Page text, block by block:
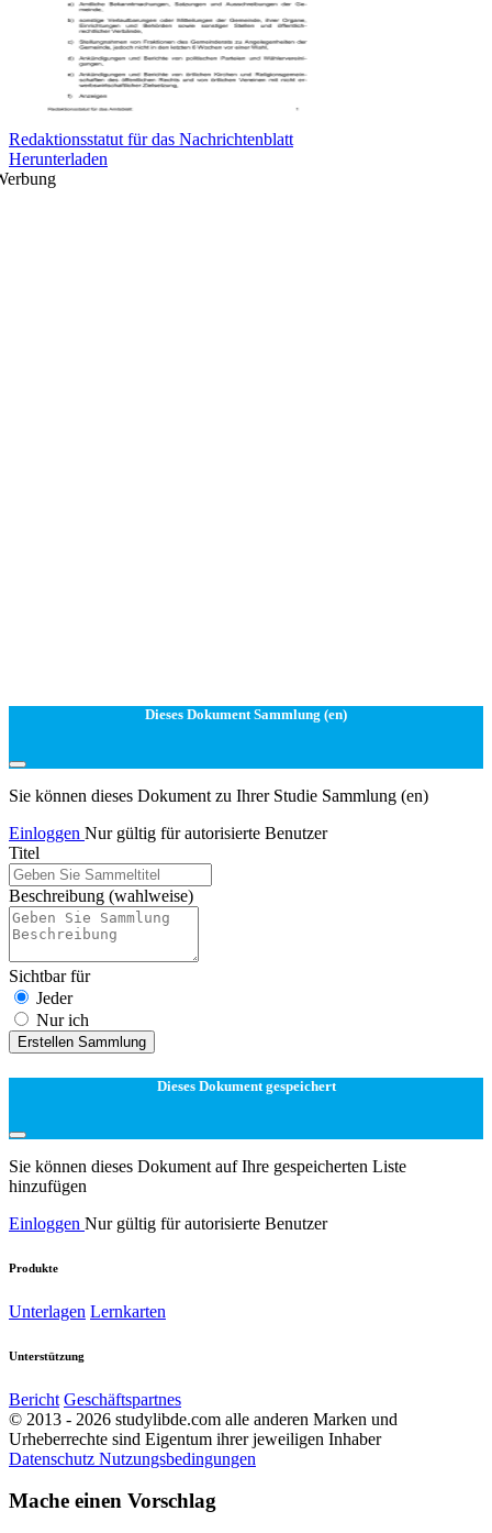
Redaktionsstatut für das Nachrichtenblatt
Herunterladen
Dieses Dokument Sammlung (en)
Sie können dieses Dokument zu Ihrer Studie Sammlung (en)
Einloggen Nur gültig für autorisierte Benutzer
Titel
Beschreibung (wahlweise)
Sichtbar für
Jeder
Nur ich
Erstellen Sammlung
Dieses Dokument gespeichert
Sie können dieses Dokument auf Ihre gespeicherten Liste
hinzufügen
Einloggen Nur gültig für autorisierte Benutzer
Produkte
Unterlagen Lernkarten
Unterstützung
Bericht Geschäftspartnes
© 2013 - 2026 studylibde.com alle anderen Marken und
Urheberrechte sind Eigentum ihrer jeweiligen Inhaber
Datenschutz Nutzungsbedingungen
Mache einen Vorschlag